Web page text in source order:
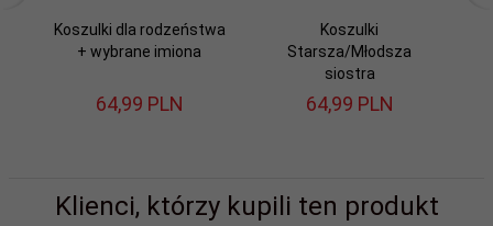
Koszulki dla rodzeństwa
+ wybrane imiona
64,99 PLN
Koszulki
Starsza/Młodsza
siostra
64,99 PLN
Klienci, którzy kupili ten produkt